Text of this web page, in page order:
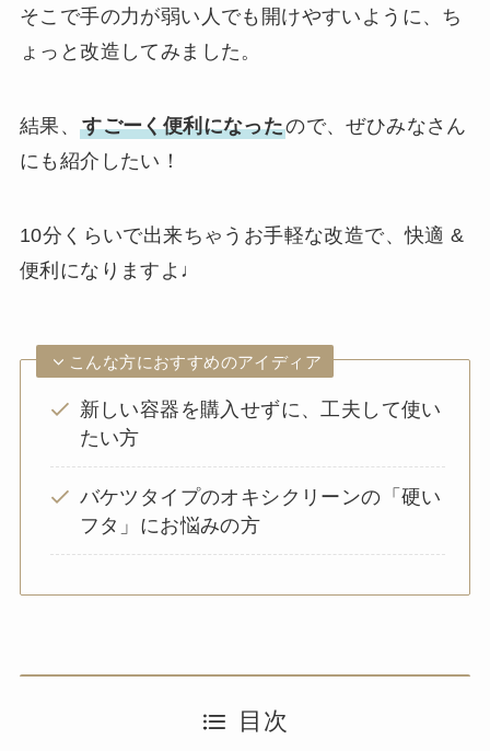
そこで手の力が弱い人でも開けやすいように、ち
ょっと改造してみました。
結果、すごーく便利になったので、ぜひみなさん
にも紹介したい！
10分くらいで出来ちゃうお手軽な改造で、快適 &
便利になりますよ♩
こんな方におすすめのアイディア
新しい容器を購入せずに、工夫して使い
たい方
バケツタイプのオキシクリーンの「硬い
フタ」にお悩みの方
目次